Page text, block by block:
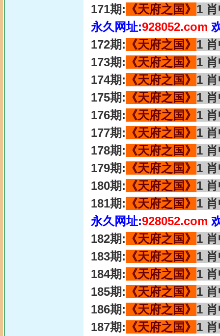
171期: 《天府之国》 1
永久网址:928052.com
172期: 《天府之国》 1
173期: 《天府之国》 1
174期: 《天府之国》 1
175期: 《天府之国》 1
176期: 《天府之国》 1
177期: 《天府之国》 1
178期: 《天府之国》 1
179期: 《天府之国》 1
180期: 《天府之国》 1
181期: 《天府之国》 1
永久网址:928052.com
182期: 《天府之国》 1
183期: 《天府之国》 1
184期: 《天府之国》 1
185期: 《天府之国》 1
186期: 《天府之国》 1
187期: 《天府之国》 1